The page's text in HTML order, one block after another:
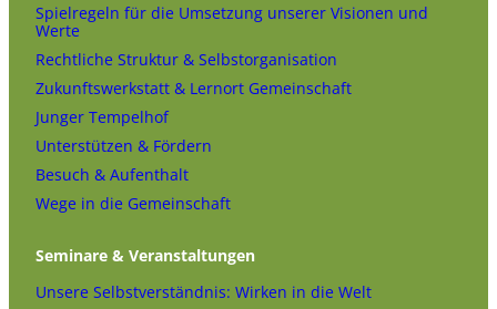
Spielregeln für die Umsetzung unserer Visionen und
Werte
Rechtliche Struktur & Selbstorganisation
Zukunftswerkstatt & Lernort Gemeinschaft
Junger Tempelhof
Unterstützen & Fördern
Besuch & Aufenthalt
Wege in die Gemeinschaft
Seminare & Veranstaltungen
Unsere Selbstverständnis: Wirken in die Welt